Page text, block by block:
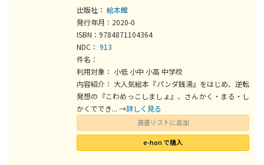
出版社： 絵本館
発行年月：2020-0
ISBN：9784871104364
NDC： 913
件名：
利用対象： 小低 小中 小高 中学校
内容紹介： 大人気絵本『パンダ銭湯』をはじめ、逆転
発想の『こわめっこしましょ』、さんかく・まる・し
かくででき... →詳しく見る
選書リストに追加
e-hon で購入